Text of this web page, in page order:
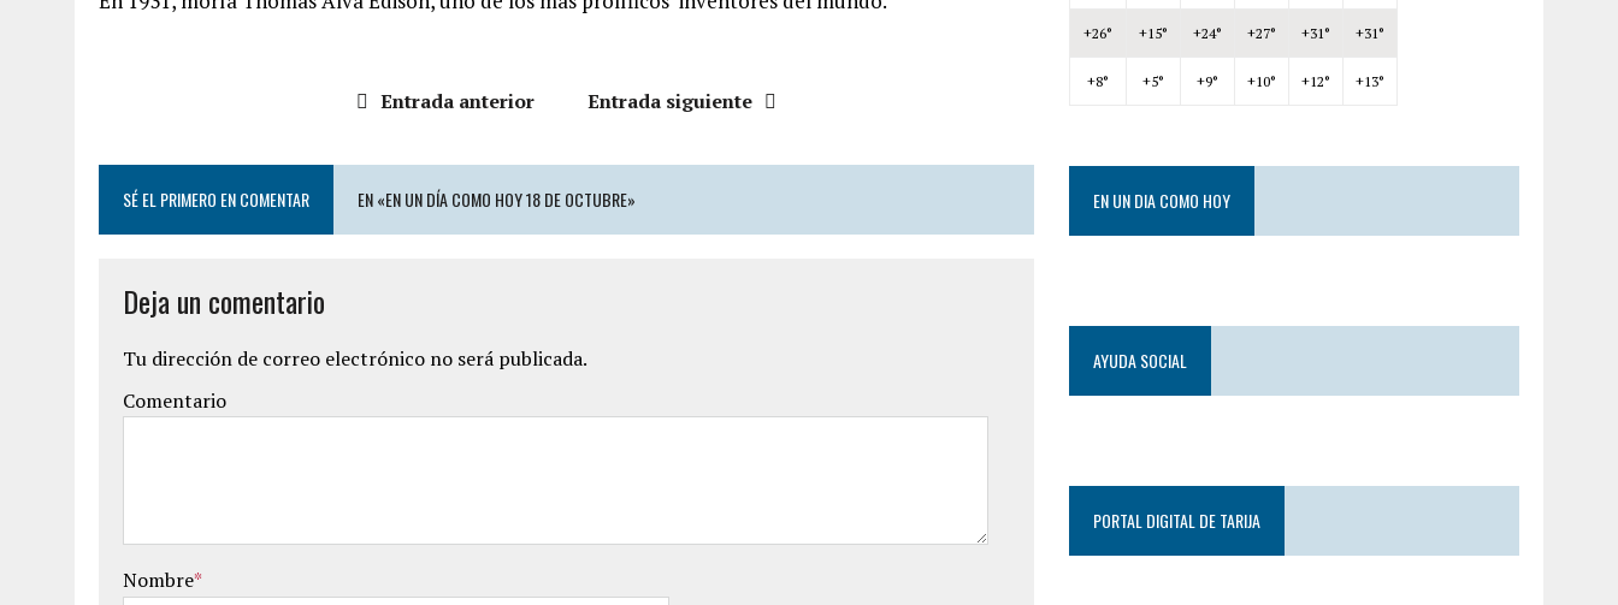
Entrada anterior Entrada siguiente
SÉ EL PRIMERO EN COMENTAR EN «EN UN DÍA COMO HOY 18 DE OCTUBRE»
Deja un comentario
Tu dirección de correo electrónico no será publicada.
Comentario
Nombre*
+26° +15° +24° +27° +31° +31°
+8° +5° +9° +10° +12° +13°
EN UN DIA COMO HOY
AYUDA SOCIAL
PORTAL DIGITAL DE TARIJA